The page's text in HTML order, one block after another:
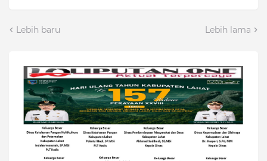
Lebih baru Lebih lama